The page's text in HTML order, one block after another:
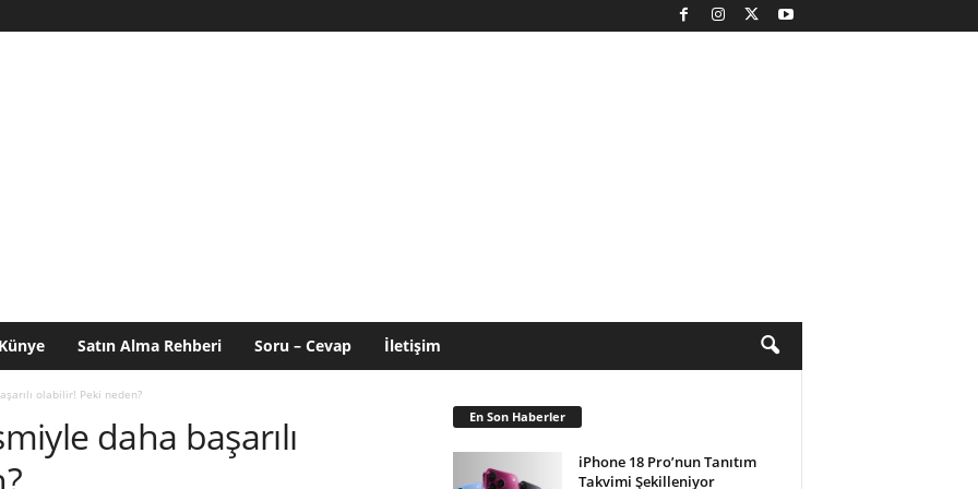
Künye Satın Alma Rehberi Soru – Cevap İletişim
olabilir! Peki neden?
daha başarılı
En Son Haberler
iPhone 18 Pro’nun Tanıtım
Takvimi Şekilleniyor